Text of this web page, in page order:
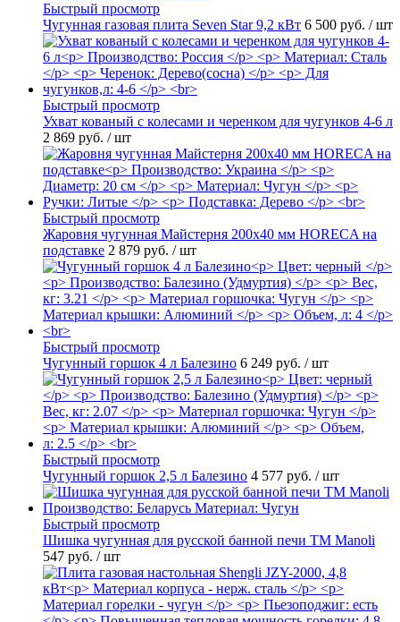
Быстрый просмотр
Чугунная газовая плита Seven Star 9,2 кВт 6 500 руб. / шт
Быстрый просмотр
Ухват кованый с колесами и черенком для чугунков 4-6 л
2 869 руб. / шт
Быстрый просмотр
Жаровня чугунная Майстерня 200х40 мм HORECA на
подставке 2 879 руб. / шт
Быстрый просмотр
Чугунный горшок 4 л Балезино 6 249 руб. / шт
Быстрый просмотр
Чугунный горшок 2,5 л Балезино 4 577 руб. / шт
Быстрый просмотр
Шишка чугунная для русской банной печи ТМ Manoli
547 руб. / шт